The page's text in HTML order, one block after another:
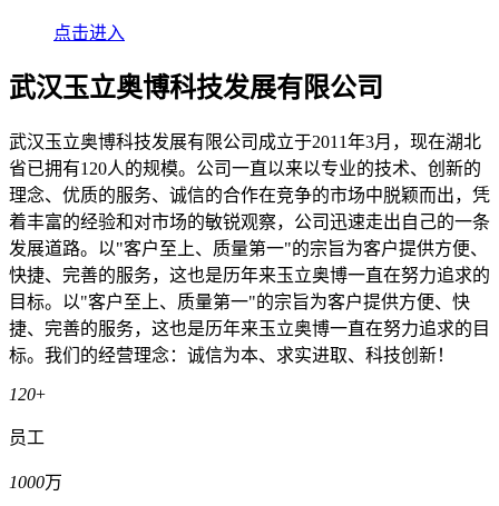
点击进入
武汉玉立奥博科技发展有限公司
武汉玉立奥博科技发展有限公司成立于2011年3月，现在湖北
省已拥有120人的规模。公司一直以来以专业的技术、创新的
理念、优质的服务、诚信的合作在竞争的市场中脱颖而出，凭
着丰富的经验和对市场的敏锐观察，公司迅速走出自己的一条
发展道路。以"客户至上、质量第一"的宗旨为客户提供方便、
快捷、完善的服务，这也是历年来玉立奥博一直在努力追求的
目标。以"客户至上、质量第一"的宗旨为客户提供方便、快
捷、完善的服务，这也是历年来玉立奥博一直在努力追求的目
标。我们的经营理念：诚信为本、求实进取、科技创新！
120+
员工
1000万